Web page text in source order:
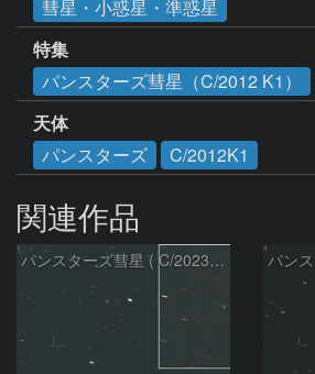
彗星・小惑星・準惑星
特集
パンスターズ彗星（C/2012 K1）
天体
パンスターズ
C/2012K1
関連作品
パンスターズ彗星 ( C/2023R1 )：2026/07/09